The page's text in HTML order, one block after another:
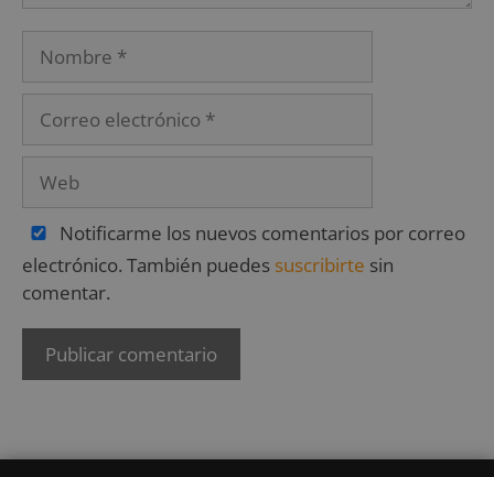
Notificarme los nuevos comentarios por correo
electrónico. También puedes suscribirte sin
comentar.